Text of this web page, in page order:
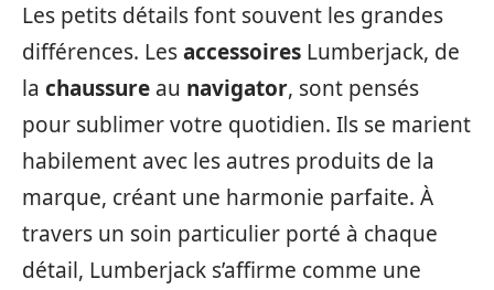
Les petits détails font souvent les grandes
différences. Lesaccessoires Lumberjack, de
la chaussure au navigator, sont pensés
pour sublimer votre quotidien. Ils se marient
habilement avec les autres produits de la
marque, créant une harmonie parfaite. À
travers un soin particulier porté à chaque
détail, Lumberjack s’affirme comme une